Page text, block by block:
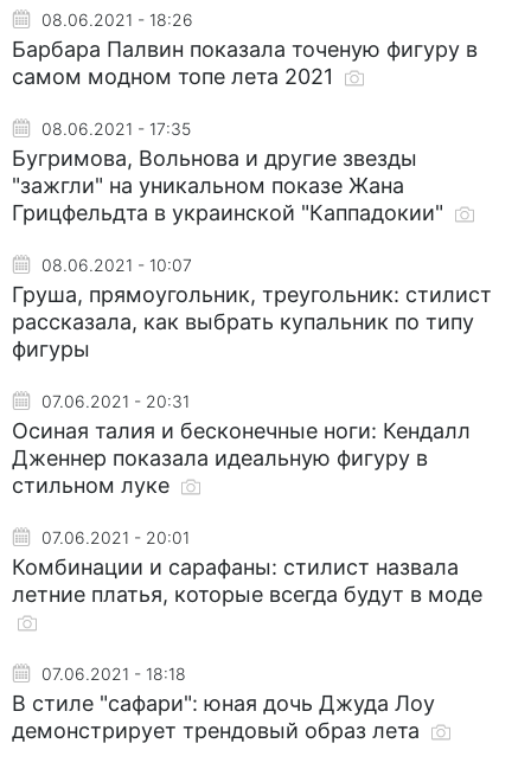
08.06.2021 - 18:26
Барбара Палвин показала точеную фигуру в
самом модном топе лета 2021
08.06.2021 - 17:35
Бугримова, Вольнова и другие звезды
"зажгли" на уникальном показе Жана
Грицфельдта в украинской "Каппадокии"
08.06.2021 - 10:07
Груша, прямоугольник, треугольник: стилист
рассказала, как выбрать купальник по типу
фигуры
07.06.2021 - 20:31
Осиная талия и бесконечные ноги: Кендалл
Дженнер показала идеальную фигуру в
стильном луке
07.06.2021 - 20:01
Комбинации и сарафаны: стилист назвала
летние платья, которые всегда будут в моде
07.06.2021 - 18:18
В стиле "сафари": юная дочь Джуда Лоу
демонстрирует трендовый образ лета